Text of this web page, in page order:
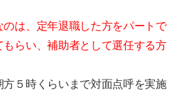
は、定年退職した方をパートで
らい、補助者として選任する方
５時くらいまで対面点呼を実施